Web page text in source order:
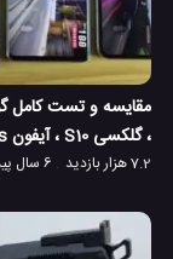
، گلکسی S10 ، آیفون Xs و گلکسی A70
7.2 هزار بازدید 6 سال پیش